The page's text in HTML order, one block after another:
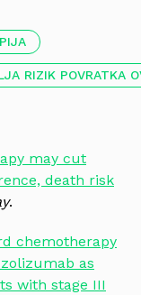
RIZIK POVRATKA
may cut
death risk
.
chemotherapy
as
with stage III